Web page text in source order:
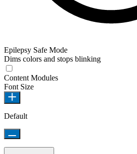
Epilepsy Safe Mode
Dims colors and stops blinking
Content Modules
Font Size
Default